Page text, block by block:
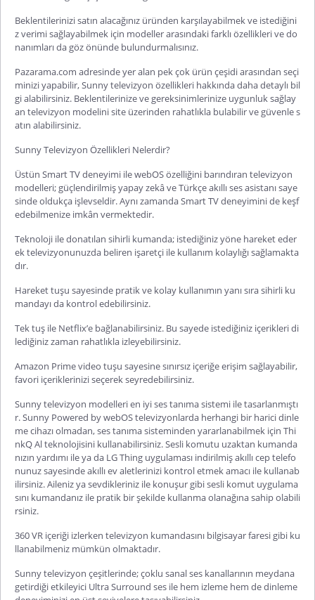
Beklentilerinizi satın alacağınız üründen karşılayabilmek ve istediğini
z verimi sağlayabilmek için modeller arasındaki farklı özellikleri ve do
nanımları da göz önünde bulundurmalısınız.
Pazarama.com adresinde yer alan pek çok ürün çeşidi arasından seçi
minizi yapabilir,Sunny televizyon özellikleri hakkında daha detaylı bil
gi alabilirsiniz. Beklentilerinize ve gereksinimlerinize uygunluk sağlay
an televizyon modelini site üzerinden rahatlıkla bulabilir ve güvenle s
atın alabilirsiniz.
Sunny Televizyon Özellikleri Nelerdir?
Üstün Smart TV deneyimi ile webOS özelliğini barındıran televizyon
modelleri; güçlendirilmiş yapay zekâ ve Türkçe akıllı ses asistanı saye
sinde oldukça işlevseldir. Aynı zamanda Smart TV deneyimini de keşf
edebilmenize imkân vermektedir.
Teknoloji ile donatılan sihirli kumanda; istediğiniz yöne hareket eder
ek televizyonunuzda beliren işaretçi ile kullanım kolaylığı sağlamakta
dır.
Hareket tuşu sayesinde pratik ve kolay kullanımın yanı sıra sihirli ku
mandayı da kontrol edebilirsiniz.
Tek tuş ile Netflix’e bağlanabilirsiniz. Bu sayede istediğiniz içerikleri di
lediğiniz zaman rahatlıkla izleyebilirsiniz.
Amazon Prime video tuşu sayesine sınırsız içeriğe erişim sağlayabilir,
favori içeriklerinizi seçerek seyredebilirsiniz.
Sunny televizyon modelleri en iyi ses tanıma sistemi ile tasarlanmıştı
r. Sunny Powered by webOS televizyonlarda herhangi bir harici dinle
me cihazı olmadan, ses tanıma sisteminden yararlanabilmek için Thi
nkQ Al teknolojisini kullanabilirsiniz. Sesli komutu uzaktan kumanda
nızın yardımı ile ya da LG Thing uygulaması indirilmiş akıllı cep telefo
nunuz sayesinde akıllı ev aletlerinizi kontrol etmek amacı ile kullanab
ilirsiniz. Aileniz ya sevdikleriniz ile konuşur gibi sesli komut uygulama
sını kumandanız ile pratik bir şekilde kullanma olanağına sahip olabili
rsiniz.
360 VR içeriği izlerken televizyon kumandasını bilgisayar faresi gibi ku
llanabilmeniz mümkün olmaktadır.
Sunny televizyon çeşitlerinde; çoklu sanal ses kanallarının meydana
getirdiği etkileyici Ultra Surround ses ile hem izleme hem de dinleme